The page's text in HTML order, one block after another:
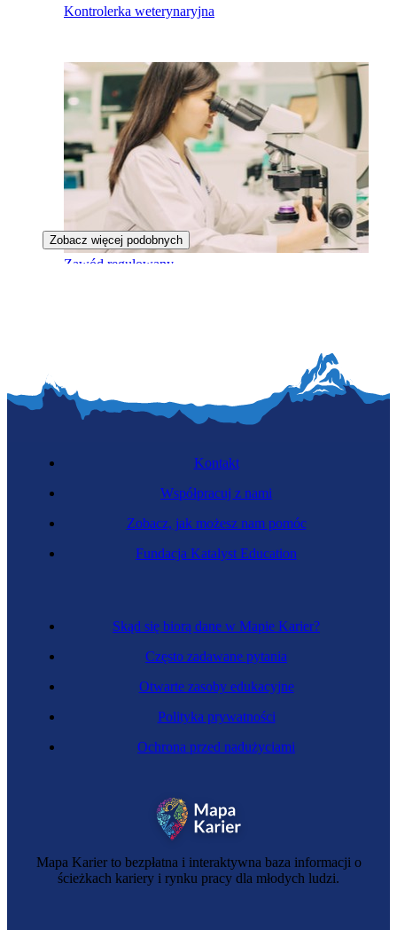
Kontrolerka weterynaryjna
Zawód regulowany
Laborantka weterynaryjna
Pielęgniarka anestezjologiczna
Zobacz więcej podobnych
Mapa Karier to bezpłatna i interaktywna baza informacji o
ścieżkach kariery i rynku pracy dla młodych ludzi.
Skąd się biorą dane w Mapie Karier?
Często zadawane pytania
Otwarte zasoby edukacyjne
Polityka prywatności
Ochrona przed nadużyciami
Kontakt
Współpracuj z nami
Zobacz, jak możesz nam pomóc
Fundacja Katalyst Education